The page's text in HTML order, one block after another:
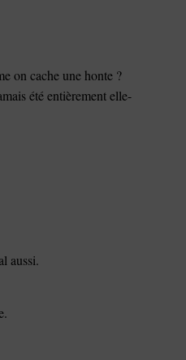
on cache une honte ?
été entièrement elle-
aussi.